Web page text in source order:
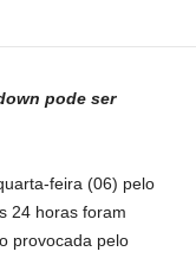
pode ser
feira (06) pelo
24 horas foram
provocada pelo